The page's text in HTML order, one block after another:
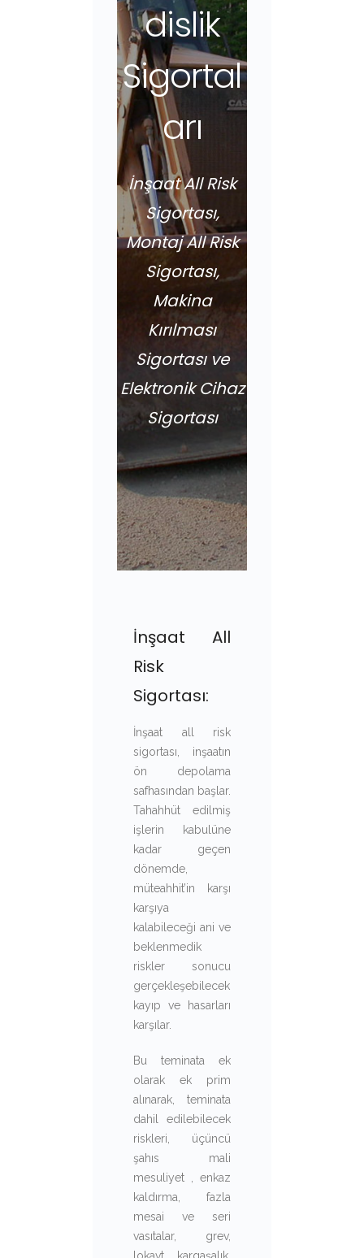
dislik
Sigortal
arı
İnşaat All Risk
Sigortası,
Montaj All Risk
Sigortası,
Makina
Kırılması
Sigortası ve
Elektronik Cihaz
Sigortası
İnşaat All
Risk
Sigortası:
İnşaat all risk
sigortası, inşaatın
ön depolama
safhasından başlar.
Tahahhüt edilmiş
işlerin kabulüne
kadar geçen
dönemde,
müteahhit’in karşı
karşıya
kalabileceği ani ve
beklenmedik
riskler sonucu
gerçekleşebilecek
kayıp ve hasarları
karşılar.
Bu teminata ek
olarak ek prim
alınarak, teminata
dahil edilebilecek
riskleri, üçüncü
şahıs mali
mesuliyet , enkaz
kaldırma, fazla
mesai ve seri
vasıtalar, grev,